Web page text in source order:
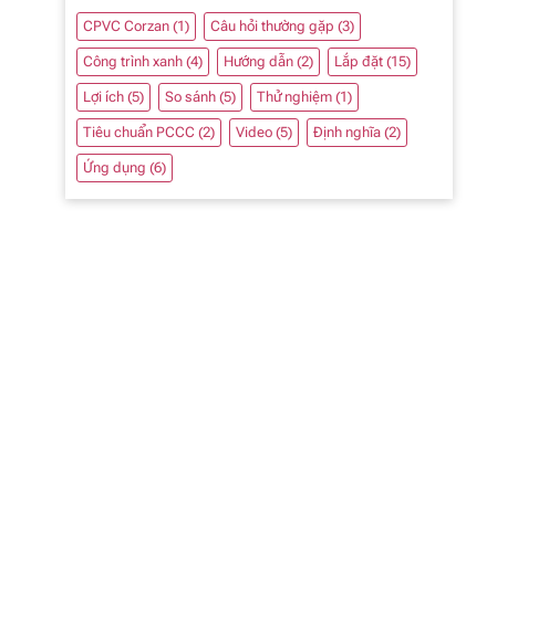
CPVC Corzan (1) Câu hỏi thường gặp (3)
Công trình xanh (4) Hướng dẫn (2) Lắp đặt (15)
Lợi ích (5) So sánh (5) Thử nghiệm (1)
Tiêu chuẩn PCCC (2) Video (5) Định nghĩa (2)
Ứng dụng (6)